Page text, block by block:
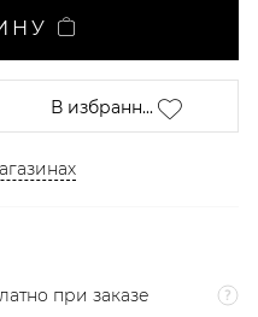
В избранн...
при заказе